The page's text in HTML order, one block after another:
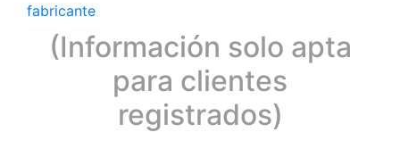
fabricante
(Información solo apta
para clientes
registrados)